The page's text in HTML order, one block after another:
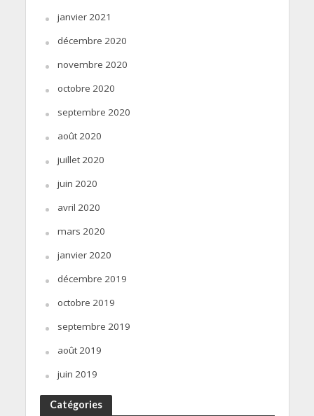
janvier 2021
décembre 2020
novembre 2020
octobre 2020
septembre 2020
août 2020
juillet 2020
juin 2020
avril 2020
mars 2020
janvier 2020
décembre 2019
octobre 2019
septembre 2019
août 2019
juin 2019
Catégories